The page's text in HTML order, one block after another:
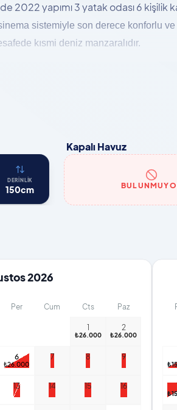
2022 yapımı 3 yatak odası 6 kişilik
sistemiyle son derece konforlu
kısmi deniz manzaralıdır.
DERINLIK
150cm
Kapalı Havuz
2026
Per Cum Cts Paz
1
₺26.000
2
₺26.000
6
₺26.000
7 8 9
13 14 15 16